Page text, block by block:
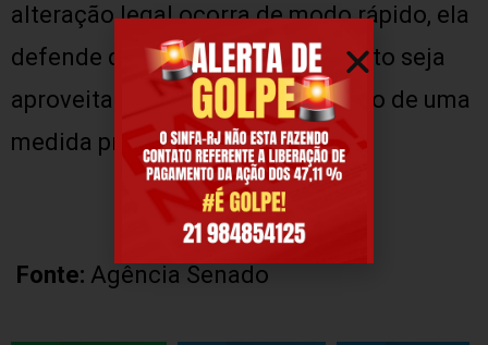
alteração legal ocorra de modo rápido, ela
defende que o conteúdo do projeto seja
aproveitado pelo governo no texto de uma
medida provisória.
Fonte: Agência Senado